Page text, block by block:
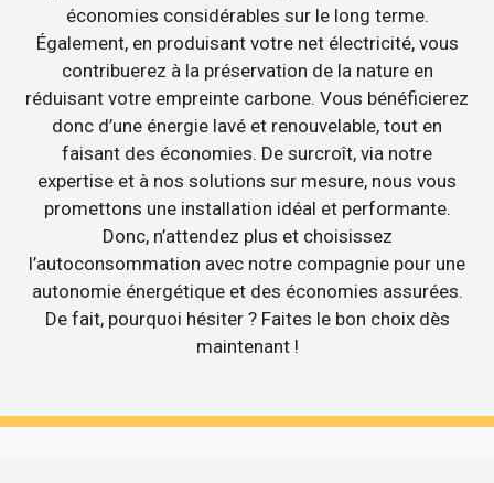
économies considérables sur le long terme.
Également, en produisant votre net électricité, vous
contribuerez à la préservation de la nature en
réduisant votre empreinte carbone. Vous bénéficierez
donc d’une énergie lavé et renouvelable, tout en
faisant des économies. De surcroît, via notre
expertise et à nos solutions sur mesure, nous vous
promettons une installation idéal et performante.
Donc, n’attendez plus et choisissez
l’autoconsommation avec notre compagnie pour une
autonomie énergétique et des économies assurées.
De fait, pourquoi hésiter ? Faites le bon choix dès
maintenant !